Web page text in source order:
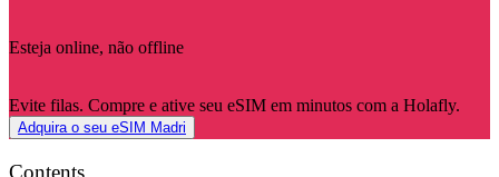
Esteja online, não offline
Evite filas. Compre e ative seu eSIM em minutos com a Holafly.
Adquira o seu eSIM Madri
Contents